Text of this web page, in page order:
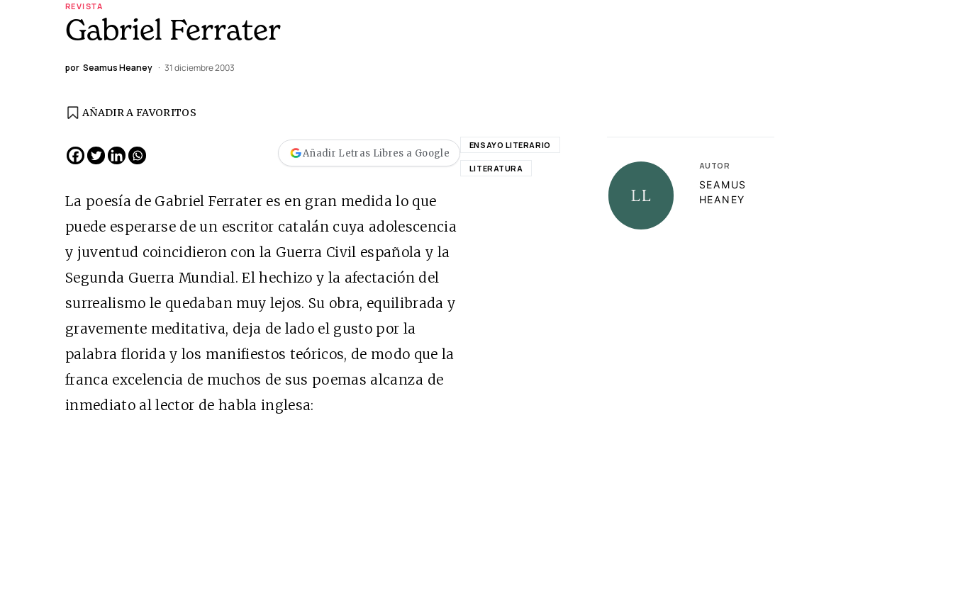
REVISTA
Gabriel Ferrater
por Seamus Heaney 31 diciembre 2003
AÑADIR A FAVORITOS
Añadir Letras Libres a Google
La poesía de Gabriel Ferrater es en gran medida lo que
puede esperarse de un escritor catalán cuya adolescencia
y juventud coincidieron con la Guerra Civil española y la
Segunda Guerra Mundial. El hechizo y la afectación del
surrealismo le quedaban muy lejos. Su obra, equilibrada y
gravemente meditativa, deja de lado el gusto por la
palabra florida y los manifiestos teóricos, de modo que la
franca excelencia de muchos de sus poemas alcanza de
inmediato al lector de habla inglesa:
ENSAYO LITERARIO
LITERATURA AUTOR
SEAMUS
HEANEY